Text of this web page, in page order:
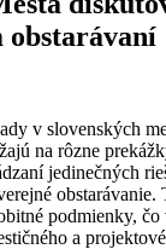
obstarávaní
v slovenských
na rôzne
jedinečných
obstarávanie.
podmienky, čo
a